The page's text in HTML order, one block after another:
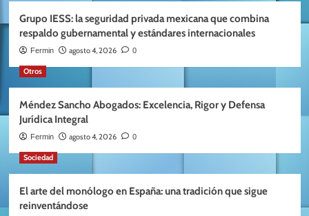
Grupo IESS: la seguridad privada mexicana que combina
respaldo gubernamental y estándares internacionales
Fermin agosto 4, 2026 0
Otros
Méndez Sancho Abogados: Excelencia, Rigor y Defensa
Jurídica Integral
Fermin agosto 4, 2026 0
Sociedad
El arte del monólogo en España: una tradición que sigue
reinventándose